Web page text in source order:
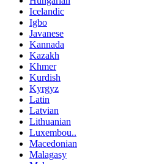
Icelandic
Igbo
Javanese
Kannada
Kazakh
Khmer
Kurdish
Kyrgyz
Latin
Latvian
Lithuanian
Luxembou..
Macedonian
Malagasy